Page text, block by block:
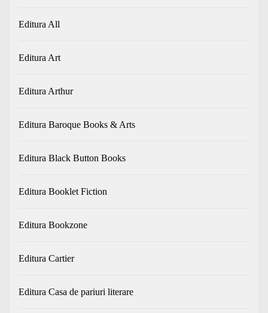
Editura All
Editura Art
Editura Arthur
Editura Baroque Books & Arts
Editura Black Button Books
Editura Booklet Fiction
Editura Bookzone
Editura Cartier
Editura Casa de pariuri literare